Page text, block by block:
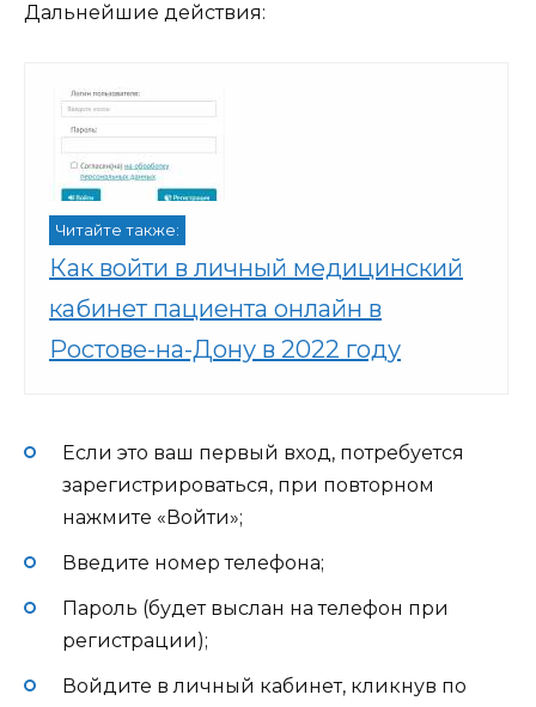
Дальнейшие действия:
Читайте также:
Как войти в личный медицинский
кабинет пациента онлайн в
Ростове-на-Дону в 2022 году
Если это ваш первый вход, потребуется
зарегистрироваться, при повторном
нажмите «Войти»;
Введите номер телефона;
Пароль (будет выслан на телефон при
регистрации);
Войдите в личный кабинет, кликнув по